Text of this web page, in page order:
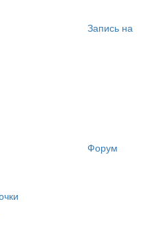
Запись на
Форум